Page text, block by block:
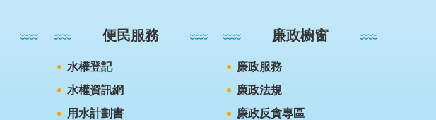
便民服務
水權登記
水權資訊網
用水計劃書
廉政櫥窗
廉政服務
廉政法規
廉政反貪專區